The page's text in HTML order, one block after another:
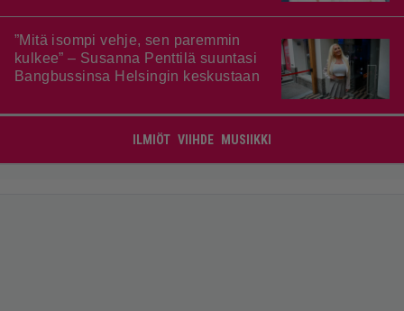
”Mitä isompi vehje, sen paremmin
kulkee” – Susanna Penttilä suuntasi
Bangbussinsa Helsingin keskustaan
ILMIÖT VIIHDE MUSIIKKI